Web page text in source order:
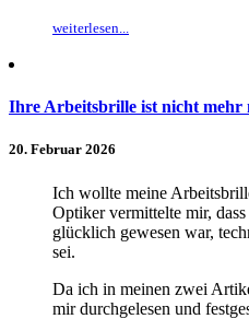
weiterlesen...
Ihre Arbeitsbrille ist nicht mehr
20. Februar 2026
Ich wollte meine
Optiker vermittelte mir,
glücklich gewesen war,
sei.
Da ich in meinen zwei
mir durchgelesen und